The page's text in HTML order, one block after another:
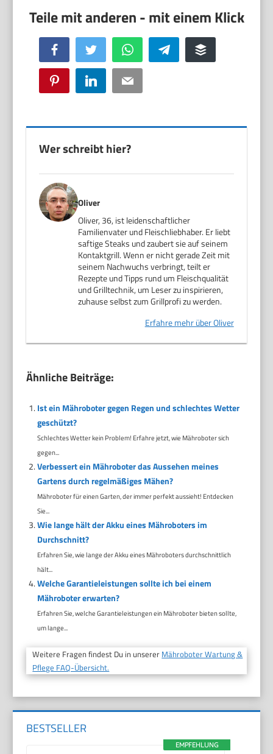
Facebook Twitter WhatsApp Telegram Buffer
Pinterest LinkedIn Email
Wer schreibt hier?
Oliver
Oliver, 36, ist leidenschaftlicher
Familienvater und Fleischliebhaber. Er liebt
saftige Steaks und zaubert sie auf seinem
Kontaktgrill. Wenn er nicht gerade Zeit mit
seinem Nachwuchs verbringt, teilt er
Rezepte und Tipps rund um Fleischqualität
und Grilltechnik, um Leser zu inspirieren,
zuhause selbst zum Grillprofi zu werden.
Erfahre mehr über Oliver
Ähnliche Beiträge:
Ist ein Mähroboter gegen Regen und schlechtes Wetter
geschützt?
Schlechtes Wetter kein Problem! Erfahre jetzt, wie Mähroboter sich
gegen...
Verbessert ein Mähroboter das Aussehen meines
Gartens durch regelmäßiges Mähen?
Mähroboter für einen Garten, der immer perfekt aussieht! Entdecken
Sie...
Wie lange hält der Akku eines Mähroboters im
Durchschnitt?
Erfahren Sie, wie lange der Akku eines Mähroboters durchschnittlich
hält...
Welche Garantieleistungen sollte ich bei einem
Mähroboter erwarten?
Erfahren Sie, welche Garantieleistungen ein Mähroboter bieten sollte,
um lange...
Weitere Fragen findest Du in unserer Mähroboter Wartung &
Pflege FAQ-Übersicht.
BESTSELLER
EMPFEHLUNG